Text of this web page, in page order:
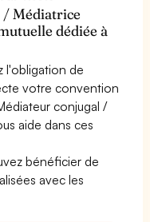
/ Médiatrice
dédiée à
l'obligation de
votre convention
conjugal /
aide dans ces
bénéficier de
avec les